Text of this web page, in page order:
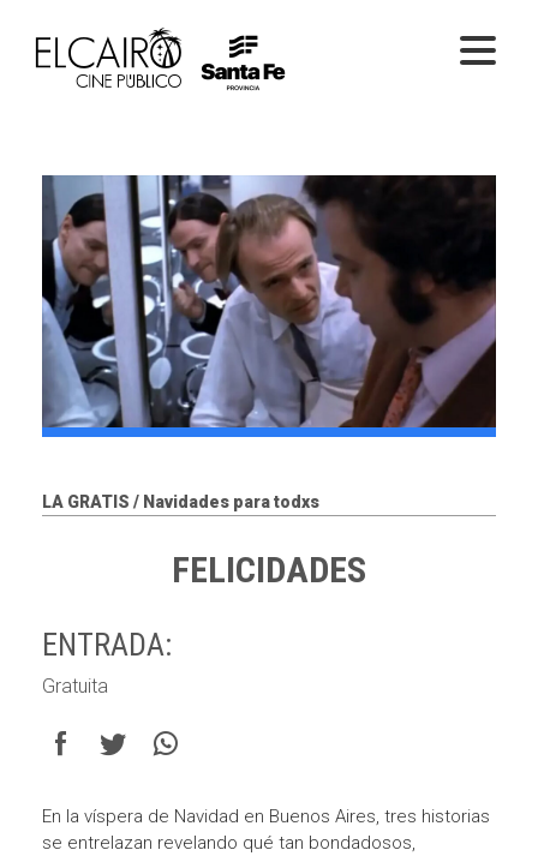
PELÍCULAS EN SALA
CICLOS
EL CINE
LA GRATIS / Navidades para todxs
FELICIDADES
ENTRADA:
Gratuita
En la víspera de Navidad en Buenos Aires, tres historias
se entrelazan revelando qué tan bondadosos,